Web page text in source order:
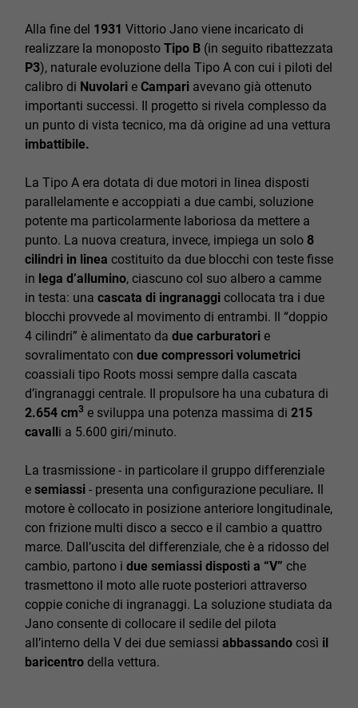
Alla fine del 1931 Vittorio Jano viene incaricato di
realizzare la monoposto Tipo B (in seguito ribattezzata
P3), naturale evoluzione della Tipo A con cui i piloti del
calibro di Nuvolari e Campari avevano già ottenuto
importanti successi. Il progetto si rivela complesso da
un punto di vista tecnico, ma dà origine ad una vettura
imbattibile.
La Tipo A era dotata di due motori in linea disposti
parallelamente e accoppiati a due cambi, soluzione
potente ma particolarmente laboriosa da mettere a
punto. La nuova creatura, invece, impiega un solo 8
cilindri in linea costituito da due blocchi con teste fisse
in lega d’allumino, ciascuno col suo albero a camme
in testa: una cascata di ingranaggi collocata tra i due
blocchi provvede al movimento di entrambi. Il “doppio
4 cilindri” è alimentato da due carburatori e
sovralimentato con due compressori volumetrici
coassiali tipo Roots mossi sempre dalla cascata
d’ingranaggi centrale. Il propulsore ha una cubatura di
2.654 cm3 e sviluppa una potenza massima di 215
cavalli a 5.600 giri/minuto.
La trasmissione - in particolare il gruppo differenziale
e semiassi - presenta una configurazione peculiare. Il
motore è collocato in posizione anteriore longitudinale,
con frizione multi disco a secco e il cambio a quattro
marce. Dall’uscita del differenziale, che è a ridosso del
cambio, partono i due semiassi disposti a “V” che
trasmettono il moto alle ruote posteriori attraverso
coppie coniche di ingranaggi. La soluzione studiata da
Jano consente di collocare il sedile del pilota
all’interno della V dei due semiassi abbassando così il
baricentro della vettura.